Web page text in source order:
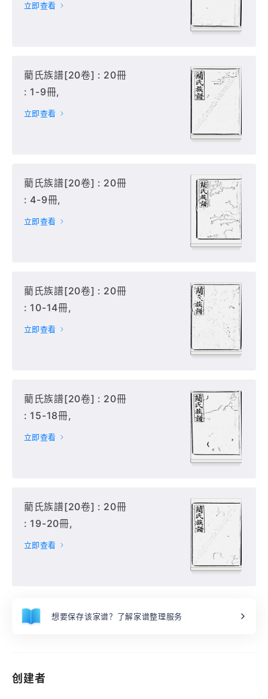
立即查看
藺氏族譜[20卷] : 20冊
: 1-9冊,
立即查看
藺氏族譜[20卷] : 20冊
: 4-9冊,
立即查看
藺氏族譜[20卷] : 20冊
: 10-14冊,
立即查看
藺氏族譜[20卷] : 20冊
: 15-18冊,
立即查看
藺氏族譜[20卷] : 20冊
: 19-20冊,
立即查看
想要保存该家谱？了解家谱整理服务
创建者